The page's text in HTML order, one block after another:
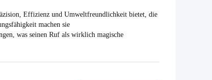
Effizienz und Umweltfreundlichkeit bietet, die
machen sie
was seinen Ruf als wirklich magische